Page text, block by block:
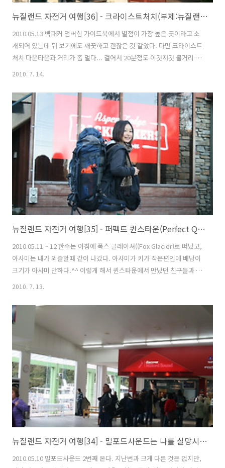
뉴질랜드 자전거 여행[36] - 크라이스트처치(부제:뉴질랜드에서 한국문화에 대한 인식)
2010.05.13 백패커 맴버십 가이드북에서 별점이 가장 높은 곳이라고 소
개되어 있는데 뭐 보기에도 깨끗하고 괜찮은 것 같았다. 다만 크라이스트
처치 다운타운과 거리가 좀 멀다... 걸어서 20분정도 이것저것 볼거리 구
경하면서 걸어다니면 괜찮은 거리이다. 지붕이 없는 밖에 자전거를 새워
물방울이 맺히기때문에 프레임이나 부속에 문제가 될 것이기에 걱정이
된다. 길을 가고 있는데 퀸스타운에서 만났던 베트남친구를 크라이스트
처치에서 다시 만났다. 이 큰도시에서 아주 우연하게 말이다. 마운트쿡을
거쳐서 크라이스트처치에 왔다고 하는데 오늘 웰링턴까지 비행기 타고
간다음 내일 배트남으로 가는 비행기를 탄다고 했다. 긴 대화는 뭤하고
서로 인사를 하면서 ..
2010. 7. 14.
뉴질랜드 자전거 여행[35] - 퍼펙트 퀀스타운(Perfect Queenstown)
2010.05.11 ~ 12 한수는 아침에 폭스 글레이셔((Fox Glacier)로 떠났고,
아사미는 내가 외출할때 같이 나갔다. 아사미가 키가 작은편인데 배낭이
크기가 아사미 만하다.^^ 이렇게 해서 퀸스타운에서 만났던 친구들과 헤
어짐을 갖고 나도 떠나기 위해 다운타운으로 나갔다. 남섬에 와서 이렇게
말 아까운 날이다. 내일 크라이스트처치로 가는 버스티켓을 예약하기 위
해 i-Site를 방문했다. 크라이스트처치는 여행을 시작하면서부터 항상
두려움이 존재했다. 몇몇 분들이 크라이스트처치에 가거든 10대 후반에
서 20대 초반 되는 사람들을 조심하라고 했었다. 이유는 스킨헤드 때문
이었다. 이들이 아무런 이유 없이 아시아계 특히 동양인(중국,일..
2010. 7. 13.
뉴질랜드 자전거 여행[34] - 밀포드사운드는 나를 실망시키지 않았다.
2010.05.10 밀포드사운드 2번째 온다. 지난번과 크게 다른 것은 없지만,